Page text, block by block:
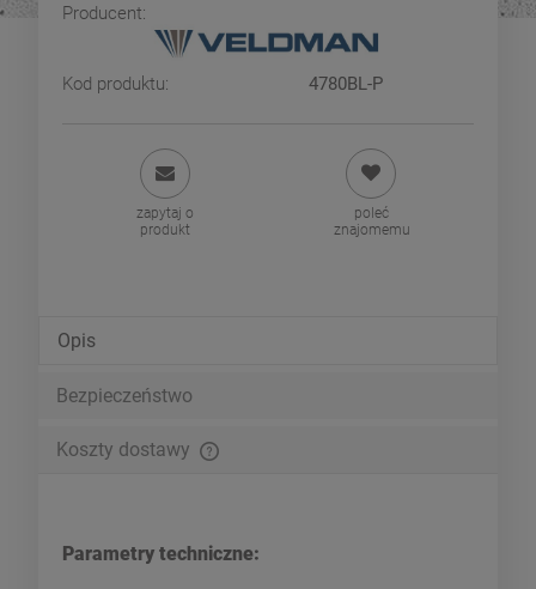
Producent:
Kod produktu: 4780BL-P
zapytaj o
produkt
poleć
znajomemu
Opis
Bezpieczeństwo
Koszty dostawy
Parametry techniczne: